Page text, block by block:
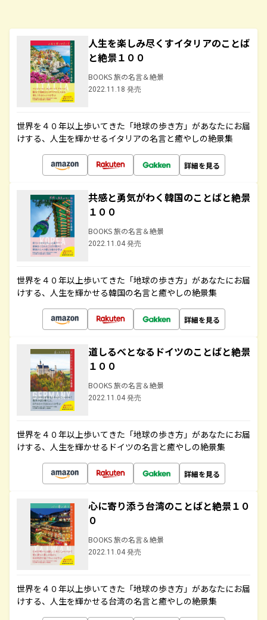
人生を楽しみ尽くすイタリアのことば
と絶景１００
BOOKS 旅の名言＆絶景
2022.11.18 発売
世界を４０年以上歩いてきた「地球の歩き方」があなたにお届
けする、人生を輝かせるイタリアの名言と癒やしの絶景集
詳細を見る
共感と勇気がわく韓国のことばと絶景
１００
BOOKS 旅の名言＆絶景
2022.11.04 発売
世界を４０年以上歩いてきた「地球の歩き方」があなたにお届
けする、人生を輝かせる韓国の名言と癒やしの絶景集
詳細を見る
道しるべとなるドイツのことばと絶景
１００
BOOKS 旅の名言＆絶景
2022.11.04 発売
世界を４０年以上歩いてきた「地球の歩き方」があなたにお届
けする、人生を輝かせるドイツの名言と癒やしの絶景集
詳細を見る
心に寄り添う台湾のことばと絶景１０
０
BOOKS 旅の名言＆絶景
2022.11.04 発売
世界を４０年以上歩いてきた「地球の歩き方」があなたにお届
けする、人生を輝かせる台湾の名言と癒やしの絶景集